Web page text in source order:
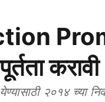
२०१४ च्या